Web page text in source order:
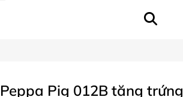
Pig 012B tặng trứng